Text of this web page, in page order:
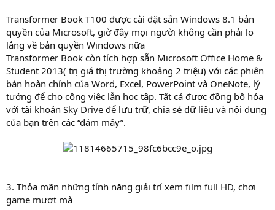
Transformer Book T100 được cài đặt sẵn Windows 8.1 bản
quyền của Microsoft, giờ đây mọi người không cần phải lo
lắng về bản quyền Windows nữa
Transformer Book còn tích hợp sẵn Microsoft Office Home &
Student 2013( trị giá thị trường khoảng 2 triệu) với các phiên
bản hoàn chỉnh của Word, Excel, PowerPoint và OneNote, lý
tưởng để cho công việc lẫn học tập. Tất cả được đồng bộ hóa
với tài khoản Sky Drive để lưu trữ, chia sẻ dữ liệu và nội dung
của bạn trên các “đám mây”.
3. Thỏa mãn những tính năng giải trí xem film full HD, chơi
game mượt mà